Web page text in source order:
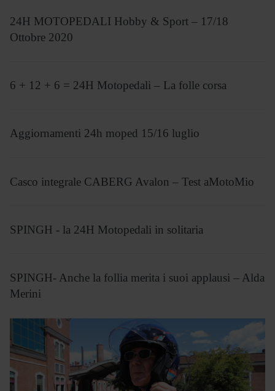
24H MOTOPEDALI Hobby & Sport – 17/18
Ottobre 2020
6 + 12 + 6 = 24H Motopedali – La folle corsa
Aggiornamenti 24h moped 15/16 luglio
Casco integrale CABERG Avalon – Test aMotoMio
SPINGH - la 24H Motopedali in solitaria
SPINGH- Anche la follia merita i suoi applausi – Alda
Merini